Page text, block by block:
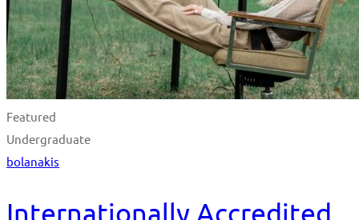
Featured
Undergraduate
bolanakis
Internationally Accredited